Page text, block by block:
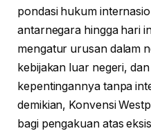
pondasi hukum
antarnegara hingga hari
mengatur urusan dalam
kebijakan luar negeri,
kepentingannya tanpa
demikian, Konvensi
bagi pengakuan atas